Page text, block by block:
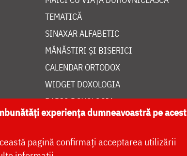
TEMATICĂ
SINAXAR ALFABETIC
MĂNĂSTIRI ȘI BISERICI
CALENDAR ORTODOX
WIDGET DOXOLOGIA
RADIO DOXOLOGIA
experiența dumneavoastră pe acest
pagină confirmați acceptarea utilizării